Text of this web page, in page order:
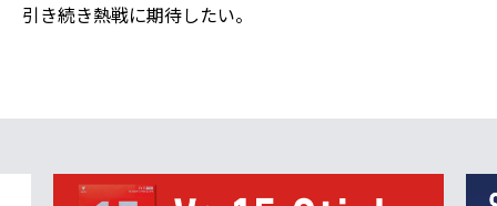
引き続き熱戦に期待したい。